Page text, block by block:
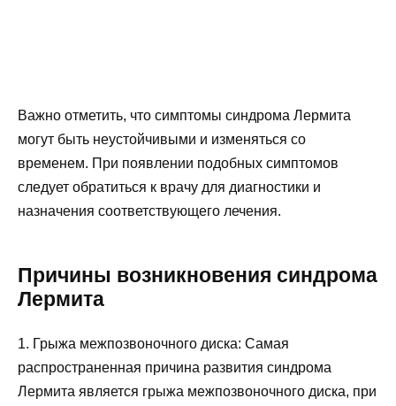
Важно отметить, что симптомы синдрома Лермита
могут быть неустойчивыми и изменяться со
временем. При появлении подобных симптомов
следует обратиться к врачу для диагностики и
назначения соответствующего лечения.
Причины возникновения синдрома
Лермита
1. Грыжа межпозвоночного диска: Самая
распространенная причина развития синдрома
Лермита является грыжа межпозвоночного диска, при